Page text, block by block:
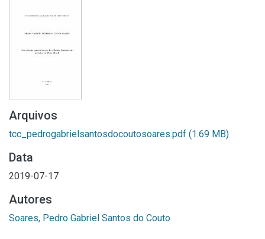
Arquivos
tcc_pedrogabrielsantosdocoutosoares.pdf (1.69 MB)
Data
2019-07-17
Autores
Soares, Pedro Gabriel Santos do Couto